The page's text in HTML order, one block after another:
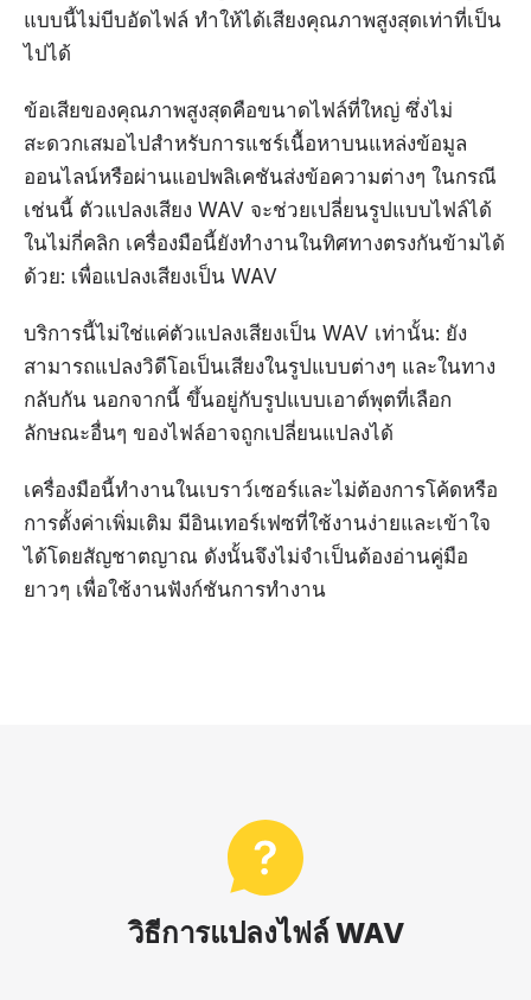
แบบนี้ไม่บีบอัดไฟล์ ทำให้ได้เสียงคุณภาพสูงสุดเท่าที่เป็น
ไปได้
ข้อเสียของคุณภาพสูงสุดคือขนาดไฟล์ที่ใหญ่ ซึ่งไม่
สะดวกเสมอไปสำหรับการแชร์เนื้อหาบนแหล่งข้อมูล
ออนไลน์หรือผ่านแอปพลิเคชันส่งข้อความต่างๆ ในกรณี
เช่นนี้ ตัวแปลงเสียง WAV จะช่วยเปลี่ยนรูปแบบไฟล์ได้
ในไม่กี่คลิก เครื่องมือนี้ยังทำงานในทิศทางตรงกันข้ามได้
ด้วย: เพื่อแปลงเสียงเป็น WAV
บริการนี้ไม่ใช่แค่ตัวแปลงเสียงเป็น WAV เท่านั้น: ยัง
สามารถแปลงวิดีโอเป็นเสียงในรูปแบบต่างๆ และในทาง
กลับกัน นอกจากนี้ ขึ้นอยู่กับรูปแบบเอาต์พุตที่เลือก
ลักษณะอื่นๆ ของไฟล์อาจถูกเปลี่ยนแปลงได้
เครื่องมือนี้ทำงานในเบราว์เซอร์และไม่ต้องการโค้ดหรือ
การตั้งค่าเพิ่มเติม มีอินเทอร์เฟซที่ใช้งานง่ายและเข้าใจ
ได้โดยสัญชาตญาณ ดังนั้นจึงไม่จำเป็นต้องอ่านคู่มือ
ยาวๆ เพื่อใช้งานฟังก์ชันการทำงาน
วิธีการแปลงไฟล์ WAV